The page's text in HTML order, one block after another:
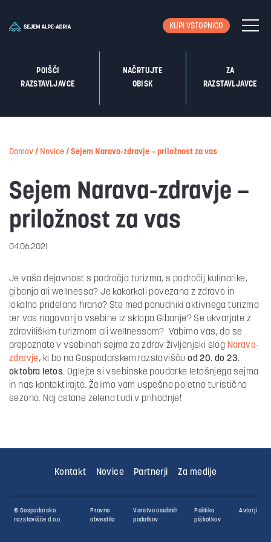
KUPI VSTOPNICO
POIŠČI
RAZSTAVLJAVCE
NAČRTUJTE
OBISK
ZA
RAZSTAVLJAVCE
Domov / Novice / Sejem Narava-zdravje – priložnost za vas
Sejem Narava-zdravje –
priložnost za vas
04.06.2021
Je vaša dejavnost s področja turizma, s področij kulinarike,
gibanja ali wellnessa? Je kakorkoli povezana z zdravo in
lokalno pridelano hrano? Ste med ponudniki aktivnega turizma
ter vas nagovorijo vsebine iz sklopa Gibanje? Se ukvarjate z
zdraviliškim turizmom ali wellnessom? Vabimo vas, da se
prepoznate v vsebinah sejma za zdrav življenjski slog Narava-
zdravje, ki bo na Gospodarskem razstaviščuod 20. do 23.
oktobra letos. Oglejte si vsebinske poudarke letošnjega sejma
in nas kontaktirajte. Želimo vam uspešno poletno turistično
sezono. Naj ostane zelena tudi v prihodnje!
Kontakt Novice Partnerji Za medije
© Gospodarsko
razstavišče d.o.o.
Pravna
obvestila
Varstvo osebnih
podatkov
Politika
piškotkov
Avtorji